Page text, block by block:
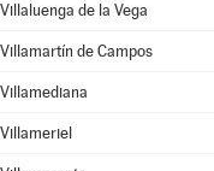
Villaluenga de la Vega
Villamartín de Campos
Villamediana
Villameriel